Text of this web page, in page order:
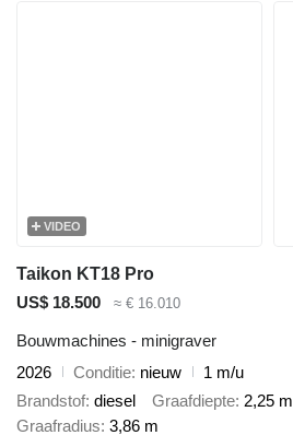
VIDEO
Taikon KT18 Pro
US$ 18.500
≈ € 16.010
Bouwmachines - minigraver
2026
Conditie nieuw
1 m/u
Brandstof diesel Graafdiepte 2,25 m
Graafradius 3,86 m